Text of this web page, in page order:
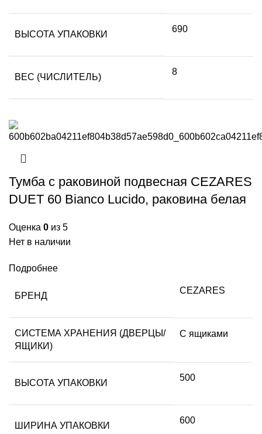
ВЫСОТА УПАКОВКИ
690
ВЕС (ЧИСЛИТЕЛЬ)
8
Тумба с раковиной подвесная CEZARES
DUET 60 Bianco Lucido, раковина белая
Оценка 0 из 5
Нет в наличии
Подробнее
БРЕНД
CEZARES
СИСТЕМА ХРАНЕНИЯ (ДВЕРЦЫ/
ЯЩИКИ)
С ящиками
ВЫСОТА УПАКОВКИ
500
ШИРИНА УПАКОВКИ
600